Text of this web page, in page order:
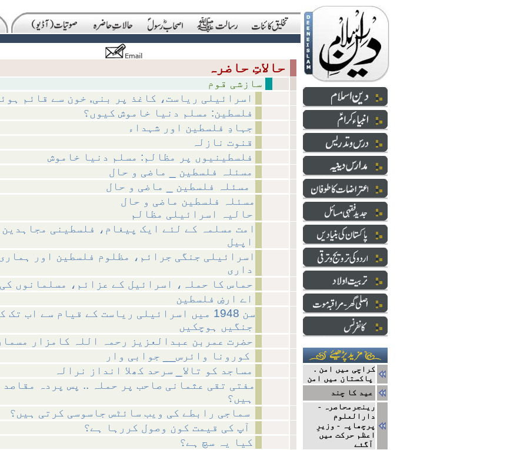
حالاتِ حاضرہ
اسرائیلی ریاست، کاغذ پر بنی, خون سے قائم
فلسطین: مسلم دنیا خاموش کیوں؟
جہادِ فلسطین اور شہداء
قنوت نازلہ
فلسطینیوں پر مظالم: مسلم دنیا خاموش
مسئلہ فلسطین _ ماضی و حال
مسئلہ فلسطین ماضی و حال
حالیہ اسرائیلی مظالم
امت مسلمہ کے لئے ایک پیغام، فلسطینی
اپیل
اسرائیلی جنگی جرائم، مظلوم فلسطین اور
داری
حماس کا حملہ، اسرائیل کے عزائم، مسلمانوں
اے ارضِ فلسطین
سن 1948 میں اسرائیلی ریاست کے قیام سے اب تک
جنگیں ہوچکیں
حضرت عمربن عبدالعزیز رحمہ اللہ کامزار
مساجد کو تالا_ سرحد کھلا انداز نرالہ
مفتی تقی عثمانی صاحب پر حملہ .. پس پردہ مقاصد
ہیں؟
کیا یہ سچ ہے؟
کراچی میں امن .
پاکستان میں امن
عید کا چند
رینجرمحاصرہ -
دارالعلوم
پرچھاپہ - وزیرِ
اعظم حرکت میں
آگئے